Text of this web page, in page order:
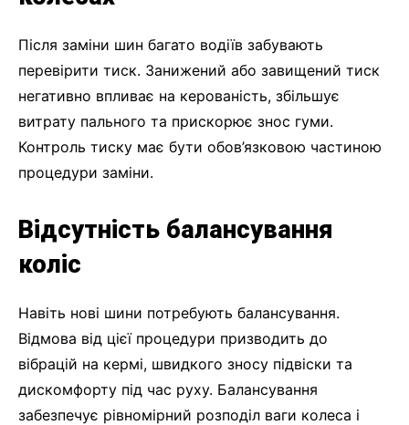
Після заміни шин багато водіїв забувають
перевірити тиск. Занижений або завищений тиск
негативно впливає на керованість, збільшує
витрату пального та прискорює знос гуми.
Контроль тиску має бути обов’язковою частиною
процедури заміни.
Відсутність балансування
коліс
Навіть нові шини потребують балансування.
Відмова від цієї процедури призводить до
вібрацій на кермі, швидкого зносу підвіски та
дискомфорту під час руху. Балансування
забезпечує рівномірний розподіл ваги колеса і